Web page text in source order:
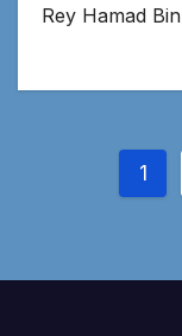
Rey Hamad
1